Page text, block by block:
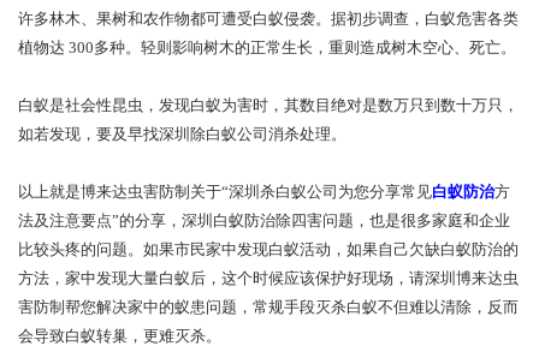
许多林木、果树和农作物都可遭受白蚁侵袭。据初步调查，白蚁危害各类
植物达 300多种。轻则影响树木的正常生长，重则造成树木空心、死亡。
白蚁是社会性昆虫，发现白蚁为害时，其数目绝对是数万只到数十万只，
如若发现，要及早找深圳除白蚁公司消杀处理。
以上就是博来达虫害防制关于“深圳杀白蚁公司为您分享常见白蚁防治方
法及注意要点”的分享，深圳白蚁防治除四害问题，也是很多家庭和企业
比较头疼的问题。如果市民家中发现白蚁活动，如果自己欠缺白蚁防治的
方法，家中发现大量白蚁后，这个时候应该保护好现场，请深圳博来达虫
害防制帮您解决家中的蚁患问题，常规手段灭杀白蚁不但难以清除，反而
会导致白蚁转巢，更难灭杀。